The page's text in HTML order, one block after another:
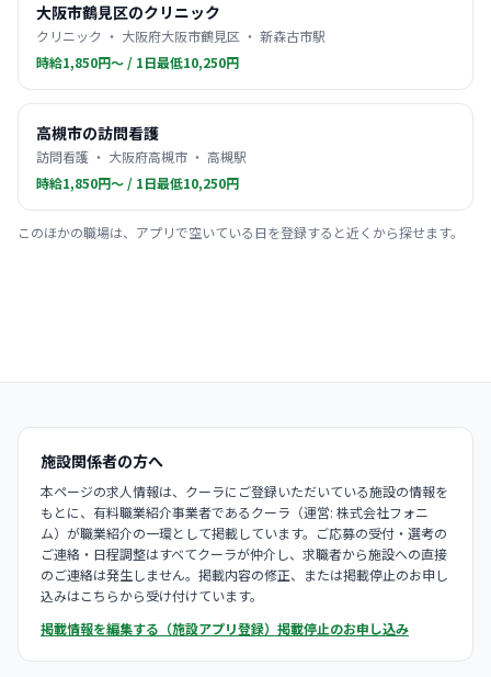
大阪市鶴見区のクリニック
クリニック ・ 大阪府大阪市鶴見区 ・ 新森古市駅
時給1,850円〜 / 1日最低10,250円
高槻市の訪問看護
訪問看護 ・ 大阪府高槻市 ・ 高槻駅
時給1,850円〜 / 1日最低10,250円
このほかの職場は、アプリで空いている日を登録すると近くから探せます。
施設関係者の方へ
本ページの求人情報は、クーラにご登録いただいている施設の情報を
もとに、有料職業紹介事業者であるクーラ（運営: 株式会社フォニ
ム）が職業紹介の一環として掲載しています。ご応募の受付・選考の
ご連絡・日程調整はすべてクーラが仲介し、求職者から施設への直接
のご連絡は発生しません。掲載内容の修正、または掲載停止のお申し
込みはこちらから受け付けています。
掲載情報を編集する（施設アプリ登録） 掲載停止のお申し込み